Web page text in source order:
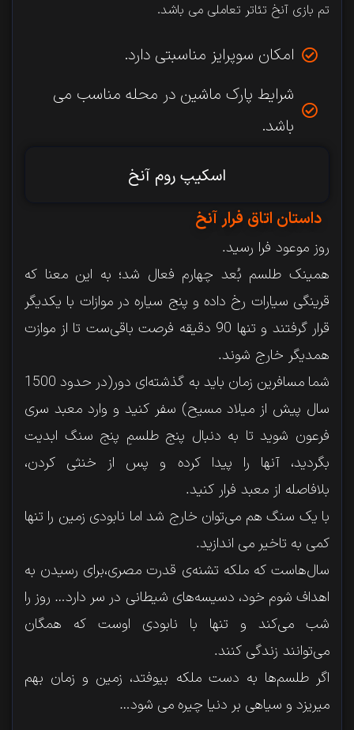
تم بازی آنخ تئاتر تعاملی می باشد.
امکان سوپرایز مناسبتی دارد.
شرایط پارک ماشین در محله مناسب می
باشد.
اسکیپ روم آنخ
داستان اتاق فرار آنخ
روز موعود فرا رسید.
همینک طلسم بُعد چهارم فعال شد؛ به این معنا که
قرینگی سیارات رخ داده و پنج سیاره در موازات با یکدیگر
قرار گرفتند و تنها 90 دقیقه فرصت باقی‌ست تا از موازت
همدیگر خارج شوند.
شما مسافرین زمان باید به گذشته‌ای دور(در حدود 1500
سال پیش از میلاد مسیح) سفر کنید و وارد معبد سری
فرعون شوید تا به دنبال پنج طلسمِ پنج سنگ ابدیت
بگردید، آنها را پیدا کرده و پس از خنثی کردن،
بلافاصله از معبد فرار کنید.
با یک سنگ هم می‌توان خارج شد اما نابودی زمین را تنها
کمی به تاخیر می اندازید.
سال‌هاست که ملکه تشنه‌ی قدرت مصری،برای رسیدن به
اهداف شوم خود، دسیسه‌های شیطانی در سر دارد… روز را
شب می‌کند و تنها با نابودی اوست که همگان
می‌توانند زندگی کنند.
اگر طلسم‌ها به دست ملکه بیوفتد، زمین و زمان بهم
میریزد و سیاهی بر دنیا چیره می شود…